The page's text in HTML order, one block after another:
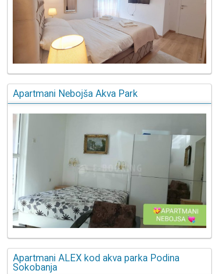
Apartmani Nebojša Akva Park
Apartmani ALEX kod akva parka Podina
Sokobanja